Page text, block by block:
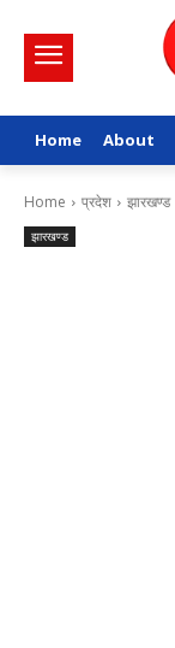
Home About
Home प्रदेश झारखण्ड
झारखण्ड